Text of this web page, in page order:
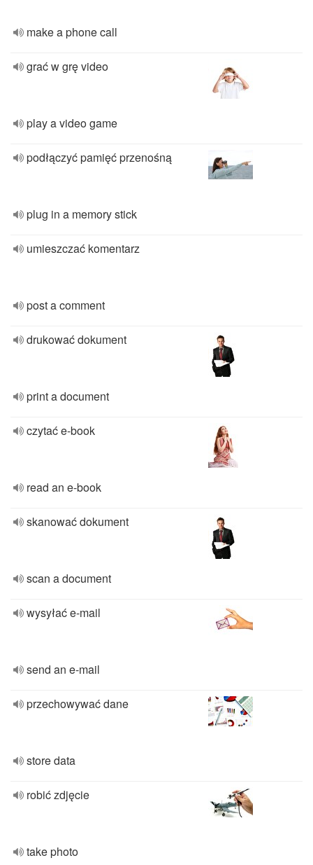
make a phone call
grać w grę video
play a video game
podłączyć pamięć przenośną
plug in a memory stick
umieszczać komentarz
post a comment
drukować dokument
print a document
czytać e-book
read an e-book
skanować dokument
scan a document
wysyłać e-mail
send an e-mail
przechowywać dane
store data
robić zdjęcie
take photo